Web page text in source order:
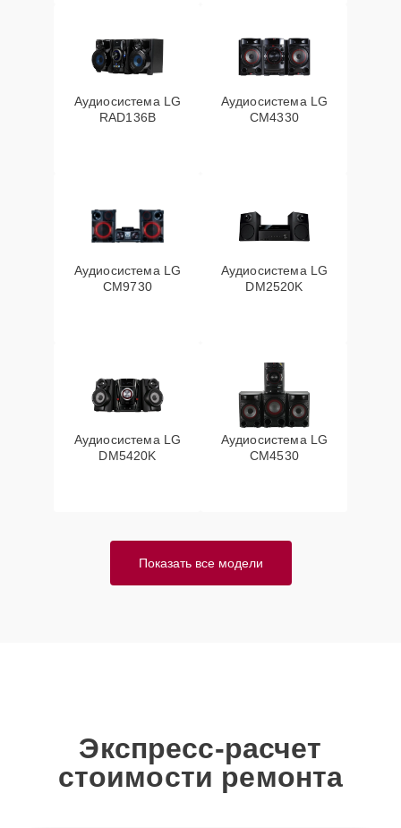
Аудиосистема LG
RAD136B
Аудиосистема LG
CM4330
Аудиосистема LG
CM9730
Аудиосистема LG
DM2520K
Аудиосистема LG
DM5420K
Аудиосистема LG
CM4530
Показать все модели
Экспресс-расчет
стоимости ремонта